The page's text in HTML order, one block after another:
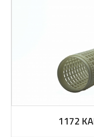
1172